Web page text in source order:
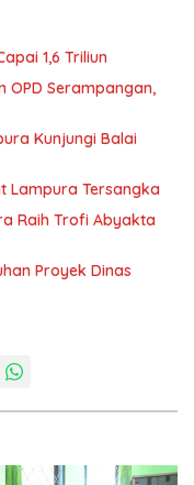
1,6 Triliun
OPD Serampangan,
Kunjungi Balai
Lampura Tersangka
Raih Trofi Abyakta
Proyek Dinas